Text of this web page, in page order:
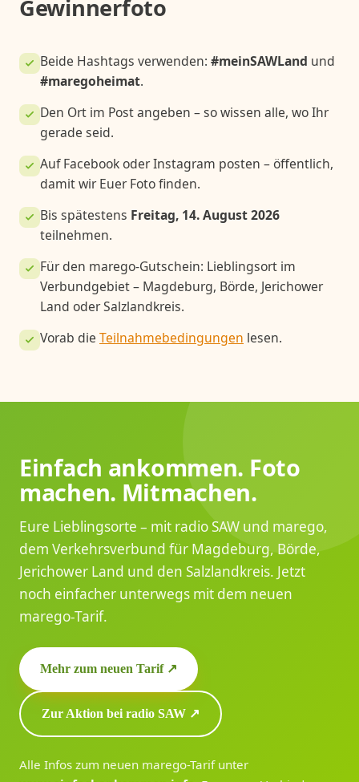
Gewinnerfoto
Beide Hashtags verwenden: #meinSAWLand und
#maregoheimat.
Den Ort im Post angeben – so wissen alle, wo Ihr
gerade seid.
Auf Facebook oder Instagram posten – öffentlich,
damit wir Euer Foto finden.
Bis spätestens Freitag, 14. August 2026
teilnehmen.
Für den marego-Gutschein: Lieblingsort im
Verbundgebiet – Magdeburg, Börde, Jerichower
Land oder Salzlandkreis.
Vorab die Teilnahmebedingungen lesen.
Einfach ankommen. Foto
machen. Mitmachen.
Eure Lieblingsorte – mit radio SAW und marego,
dem Verkehrsverbund für Magdeburg, Börde,
Jerichower Land und den Salzlandkreis. Jetzt
noch einfacher unterwegs mit dem neuen
marego-Tarif.
Mehr zum neuen Tarif ↗
Zur Aktion bei radio SAW ↗
Alle Infos zum neuen marego-Tarif unter